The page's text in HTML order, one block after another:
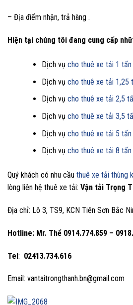
– Địa điểm nhận, trả hàng .
Hiện tại chúng tôi đang cung cấp
Dịch vụ cho thuê xe tải 1
Dịch vụ cho thuê xe tải 1,25
Dịch vụ cho thuê xe tải 2,5
Dịch vụ cho thuê xe tải 3,5
Dịch vụ cho thuê xe tải 5
Dịch vụ cho thuê xe tải 8
Quý khách có nhu cầu thuê xe tải thùng
lòng liên hệ thuê xe tải: Vận tải Trọng
Địa chỉ: Lô 3, TS9, KCN Tiên Sơn Bắc
Hotline: Mr. Thể 0914.774.859 –
Tel: 02413.734.616
Email: vantaitrongthanh.bn@gmail.com